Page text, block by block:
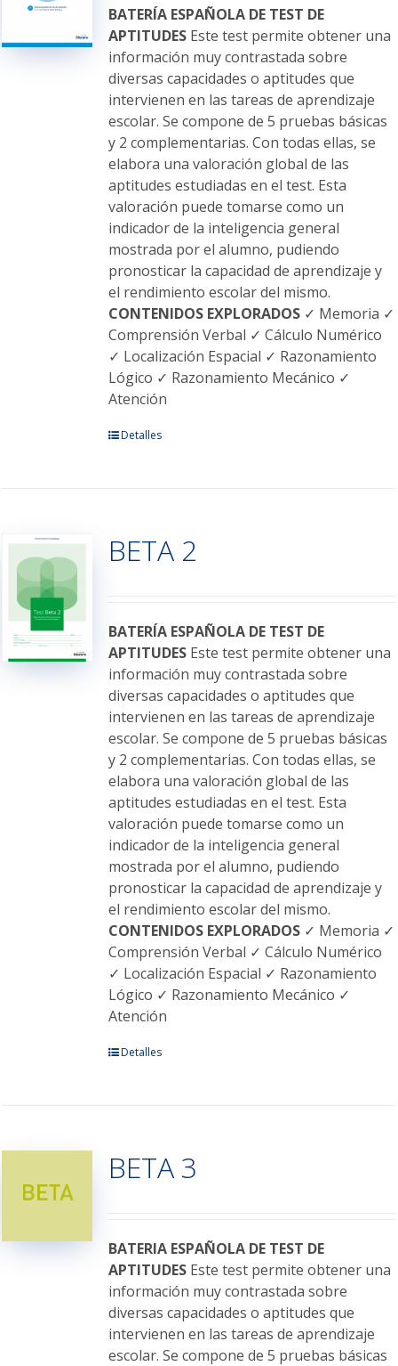
elegir
en
la
página
de
producto
BATERÍA ESPAÑOLA DE TEST DE
APTITUDESEste test permite obtener una
información muy contrastada sobre
diversas capacidades o aptitudes que
intervienen en las tareas de aprendizaje
escolar. Se compone de 5 pruebas básicas
y 2 complementarias. Con todas ellas, se
elabora una valoración global de las
aptitudes estudiadas en el test. Esta
valoración puede tomarse como un
indicador de la inteligencia general
mostrada por el alumno, pudiendo
pronosticar la capacidad de aprendizaje y
el rendimiento escolar del mismo.
CONTENIDOS EXPLORADOS✓ Memoria ✓
Comprensión Verbal ✓ Cálculo Numérico
✓ Localización Espacial ✓ Razonamiento
Lógico ✓ Razonamiento Mecánico ✓
Atención
Este
Las
opciones
elegir
en
la
página
de
producto
Detalles
BETA 2
BATERÍA ESPAÑOLA DE TEST DE
APTITUDESEste test permite obtener una
información muy contrastada sobre
diversas capacidades o aptitudes que
intervienen en las tareas de aprendizaje
escolar. Se compone de 5 pruebas básicas
y 2 complementarias. Con todas ellas, se
elabora una valoración global de las
aptitudes estudiadas en el test. Esta
valoración puede tomarse como un
indicador de la inteligencia general
mostrada por el alumno, pudiendo
pronosticar la capacidad de aprendizaje y
el rendimiento escolar del mismo.
CONTENIDOS EXPLORADOS✓ Memoria ✓
Comprensión Verbal ✓ Cálculo Numérico
✓ Localización Espacial ✓ Razonamiento
Lógico ✓ Razonamiento Mecánico ✓
Atención
Este
Las
opciones
elegir
en
la
página
de
producto
Detalles
BETA 3
BATERIA ESPAÑOLA DE TEST DE
APTITUDESEste test permite obtener una
información muy contrastada sobre
diversas capacidades o aptitudes que
intervienen en las tareas de aprendizaje
escolar. Se compone de 5 pruebas básicas